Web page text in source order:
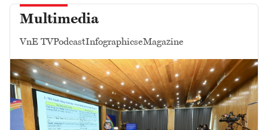
Multimedia
VnE TVPodcastInfographicseMagazine